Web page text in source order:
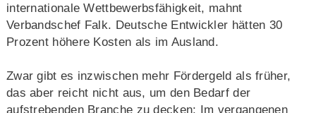
internationale Wettbewerbsfähigkeit, mahnt
Verbandschef Falk. Deutsche Entwickler hätten 30
Prozent höhere Kosten als im Ausland.
Zwar gibt es inzwischen mehr Fördergeld als früher,
das aber reicht nicht aus, um den Bedarf der
aufstrebenden Branche zu decken: Im vergangenen